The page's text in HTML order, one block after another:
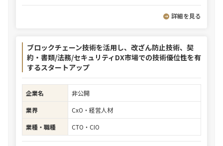
詳細を見る
ブロックチェーン技術を活用し、改ざん防止技術、契
約・書類/法務/セキュリティDX市場での技術優位性を有
するスタートアップ
企業名
非公開
業界
CxO・経営人材
業種・職種
CTO・CIO